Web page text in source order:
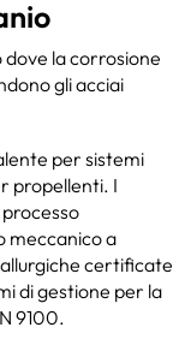
la corrosione
gli acciai
per sistemi
propellenti. I
meccanico a
certificate
di gestione per la
9100.